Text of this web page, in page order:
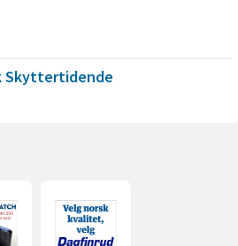
Skyttertidende
Dagfinrud
(åpnes